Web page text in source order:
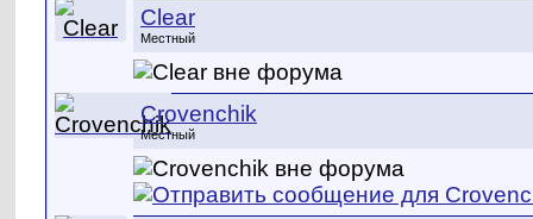
Clear
Местный
Crovenchik
Местный